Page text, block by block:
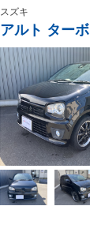
スズキ
アルト ター